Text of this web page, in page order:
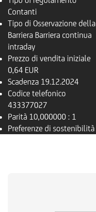
Contanti
Tipo di Osservazione della
Barriera Barriera continua
intraday
Prezzo di vendita iniziale
0,64 EUR
Scadenza 19.12.2024
Codice telefonico
433377027
Parità 10,000000 : 1
Preferenze di sostenibilità